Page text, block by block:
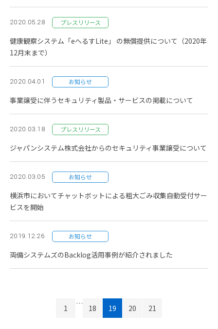
2020.05.28 プレスリリース
健康観察システム「eへるすLite」 の無償提供について（2020年
12月末まで）
2020.04.01 お知らせ
事業譲受に伴うセキュリティ製品・サービスの掲載について
2020.03.18 プレスリリース
ジャパンシステム株式会社からのセキュリティ事業譲受について
2020.03.05 お知らせ
横浜市においてチャットボットによる粗大ごみ収集自動受付サー
ビスを開始
2019.12.26 お知らせ
両備システムズのBacklog活用事例が紹介されました
1 … 18 19 20 21